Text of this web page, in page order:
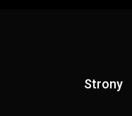
Strony